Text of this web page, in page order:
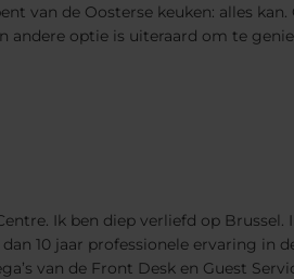
van de Oosterse keuken: alles kan.
andere optie is uiteraard om te
Ik ben diep verliefd op Brussel.
10 jaar professionele ervaring in
van de Front Desk en Guest